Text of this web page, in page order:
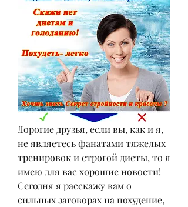
Дорогие друзья, если вы, как и я,
не являетесь фанатами тяжелых
тренировок и строгой диеты, то я
имею для вас хорошие новости!
Сегодня я расскажу вам о
сильных заговорах на похудение,